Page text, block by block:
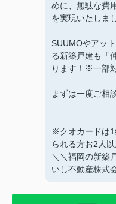
めに、無駄な費
を実現いたしま
SUUMOやアッ
る新築戸建も「
ります！※一部
まずは一度ご相
※クオカードは1
られる方お2人
＼＼福岡の新築
いし不動産株式